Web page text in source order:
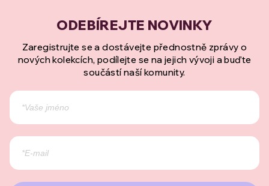
Zaregistrujte se a dostávejte přednostně zprávy o
nových kolekcích, podílejte se na jejich vývoji a buďte
součástí naší komunity.